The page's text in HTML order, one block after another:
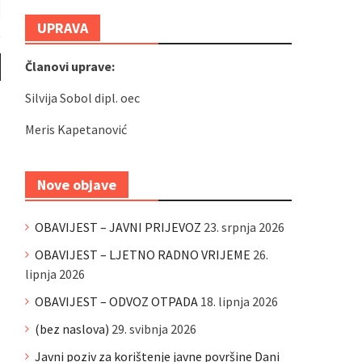
UPRAVA
Članovi uprave:
Silvija Sobol dipl. oec
Meris Kapetanović
Nove objave
OBAVIJEST – JAVNI PRIJEVOZ 23. srpnja 2026
OBAVIJEST – LJETNO RADNO VRIJEME 26.
lipnja 2026
OBAVIJEST – ODVOZ OTPADA 18. lipnja 2026
(bez naslova) 29. svibnja 2026
Javni poziv za korištenje javne površine Dani